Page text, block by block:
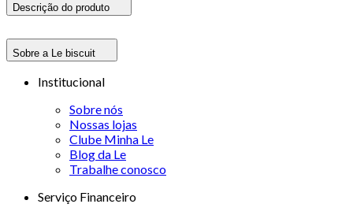
Descrição do produto
Sobre a Le biscuit
Institucional
Sobre nós
Nossas lojas
Clube Minha Le
Blog da Le
Trabalhe conosco
Serviço Financeiro